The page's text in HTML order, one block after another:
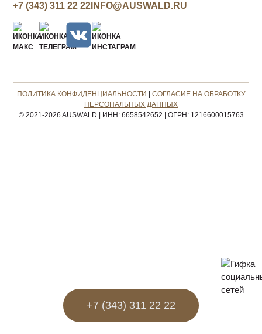
+7 (343) 311 22 22
+7 (343) 311 22 22 INFO@AUSWALD.RU
ПОЛИТИКА КОНФИДЕНЦИАЛЬНОСТИ
СОГЛАСИЕ НА ОБРАБОТКУ
ПЕРСОНАЛЬНЫХ ДАННЫХ
© 2021-2026 AUSWALD
ИНН: 6658542652 ОГРН: 1216600015763